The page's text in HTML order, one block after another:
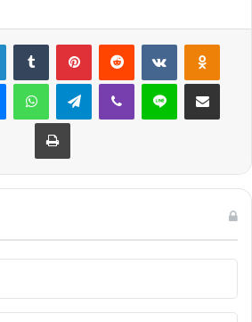
LinkedInTumblr PinterestReddit VKontakte
MessengerWhatsAppTelegramViber Line E-Posta ile
Yazdır